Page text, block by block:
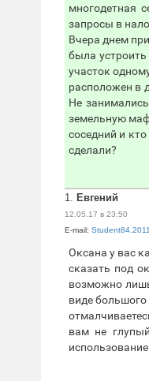
многодетная
запросы в
Вчера днем
была
участок
расположен в
Не
земельную
соседний и
сделали?
1. Евгений
12.05.17 в 23:50
E-mail:
Оксана у вас
сказать под
возможно
виде
вам не